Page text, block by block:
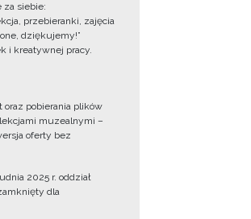
za siebie:
przebieranki, zajęcia
dziękujemy!”
i kreatywnej pracy.
pobierania plików
muzealnymi –
oferty bez
2025 r. oddział
dla